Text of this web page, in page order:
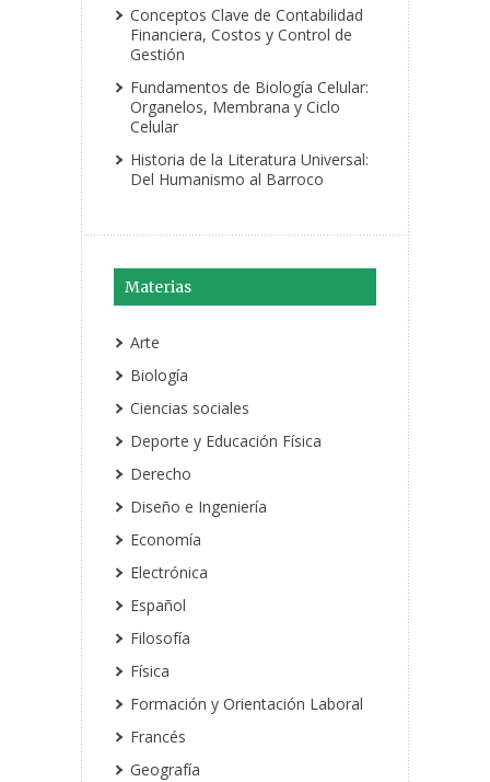
Conceptos Clave de Contabilidad
Financiera, Costos y Control de
Gestión
Fundamentos de Biología Celular:
Organelos, Membrana y Ciclo
Celular
Historia de la Literatura Universal:
Del Humanismo al Barroco
Materias
Arte
Biología
Ciencias sociales
Deporte y Educación Física
Derecho
Diseño e Ingeniería
Economía
Electrónica
Español
Filosofía
Física
Formación y Orientación Laboral
Francés
Geografía